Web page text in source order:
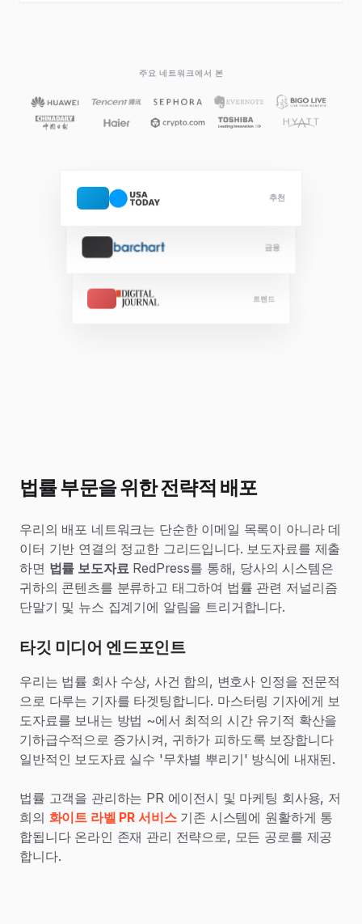
주요 네트워크에서 본
추천
금융
트렌드
법률 부문을 위한 전략적 배포
우리의 배포 네트워크는 단순한 이메일 목록이 아니라 데
이터 기반 연결의 정교한 그리드입니다. 보도자료를 제출
하면 법률 보도자료 RedPress를 통해, 당사의 시스템은
귀하의 콘텐츠를 분류하고 태그하여 법률 관련 저널리즘
단말기 및 뉴스 집계기에 알림을 트리거합니다.
타깃 미디어 엔드포인트
우리는 법률 회사 수상, 사건 합의, 변호사 인정을 전문적
으로 다루는 기자를 타겟팅합니다. 마스터링 기자에게 보
도자료를 보내는 방법 ~에서 최적의 시간 유기적 확산을
기하급수적으로 증가시켜, 귀하가 피하도록 보장합니다
일반적인 보도자료 실수 '무차별 뿌리기' 방식에 내재된.
법률 고객을 관리하는 PR 에이전시 및 마케팅 회사용, 저
희의 화이트 라벨 PR 서비스기존 시스템에 원활하게 통
합됩니다 온라인 존재 관리 전략으로, 모든 공로를 제공
합니다.